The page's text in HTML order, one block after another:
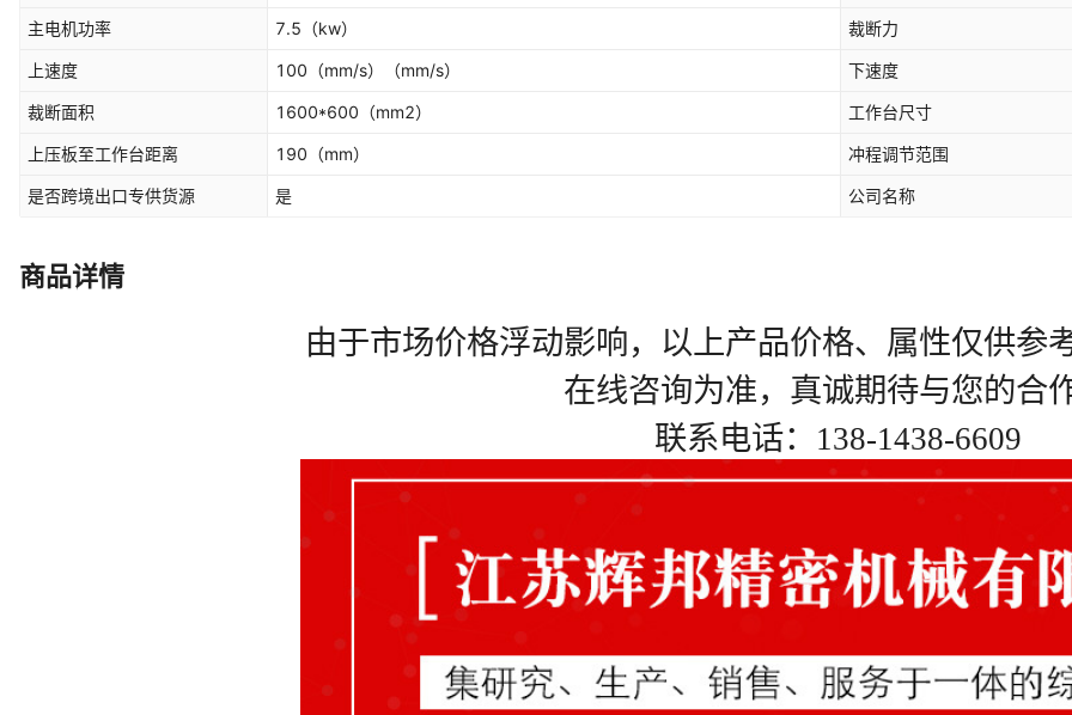
主电机功率 7.5 （kw） 裁断力
上速度 100（mm/s） （mm/s） 下速度
裁断面积 1600*600 （mm2） 工作台尺寸
上压板至工作台距离 190 （mm） 冲程调节范围
是否跨境出口专供货源 是 公司名称
商品详情